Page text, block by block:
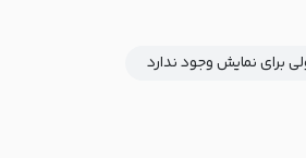
برای نمایش وجود ندارد